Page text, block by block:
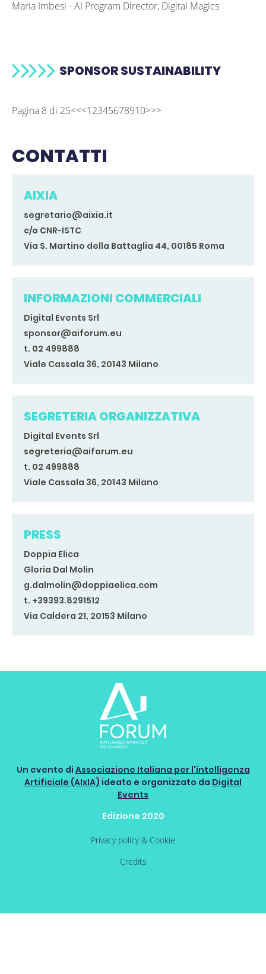
Maria Imbesi -AI Program Director, Digital Magics
SPONSOR SUSTAINABILITY
Pagina 8 di 25<<<12345678910>>>
CONTATTI
AIXIA
segretario@aixia.it
c/o CNR-ISTC
Via S. Martino della Battaglia 44, 00185 Roma
INFORMAZIONI COMMERCIALI
Digital Events Srl
sponsor@aiforum.eu
t. 02 499888
Viale Cassala 36, 20143 Milano
SEGRETERIA ORGANIZZATIVA
Digital Events Srl
segreteria@aiforum.eu
t. 02 499888
Viale Cassala 36, 20143 Milano
PRESS
Doppia Elica
Gloria Dal Molin
g.dalmolin@doppiaelica.com
t. +39393.8291512
Via Caldera 21, 20153 Milano
Un evento di Associazione Italiana per l'intelligenza
Artificiale (AIxIA) ideato e organizzato da Digital
Events
Edizione 2020
Privacy policy & Cookie
Credits